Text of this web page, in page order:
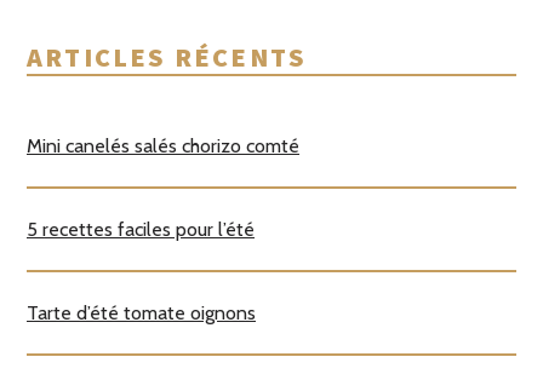
ARTICLES RÉCENTS
Mini canelés salés chorizo comté
5 recettes faciles pour l’été
Tarte d’été tomate oignons